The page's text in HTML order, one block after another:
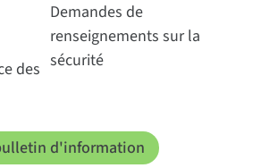
des
Demandes de
renseignements sur la
sécurité
d'information